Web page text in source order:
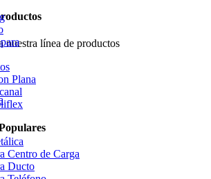
nuestra línea de productos
Plana
Centro de Carga
Ducto